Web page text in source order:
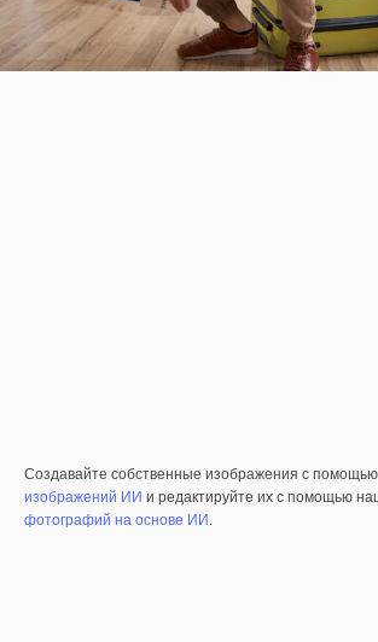
Создавайте собственные изображения с помощью
изображений ИИ и редактируйте их с помощью
фотографий на основе ИИ.